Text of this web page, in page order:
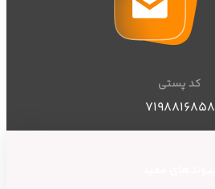
کد پستی
۷۱۹۸۸۱۶۸۵۸